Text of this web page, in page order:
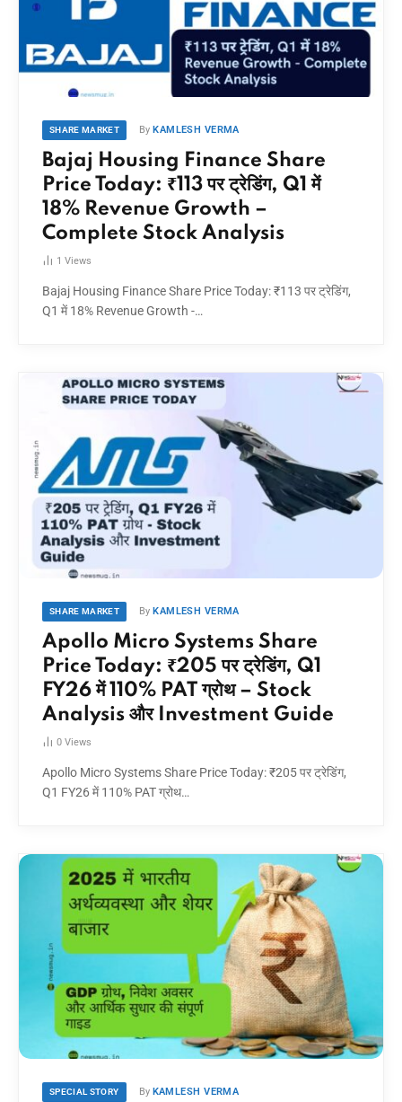
SHARE MARKET By KAMLESH VERMA
Bajaj Housing Finance Share
Price Today: ₹113 पर ट्रेडिंग, Q1 में
18% Revenue Growth –
Complete Stock Analysis
1 Views
Bajaj Housing Finance Share Price Today: ₹113 पर ट्रेडिंग,
Q1 में 18% Revenue Growth -…
SHARE MARKET By KAMLESH VERMA
Apollo Micro Systems Share
Price Today: ₹205 पर ट्रेडिंग, Q1
FY26 में 110% PAT ग्रोथ – Stock
Analysis और Investment Guide
0 Views
Apollo Micro Systems Share Price Today: ₹205 पर ट्रेडिंग,
Q1 FY26 में 110% PAT ग्रोथ…
SPECIAL STORY By KAMLESH VERMA